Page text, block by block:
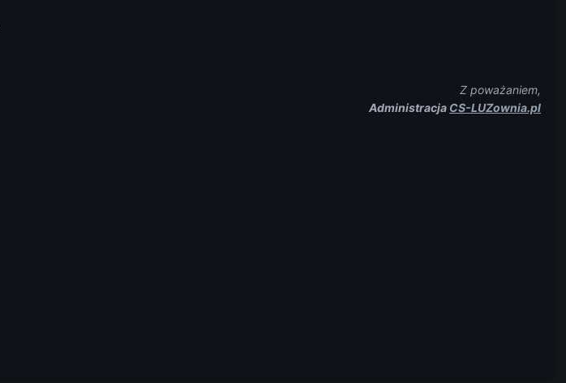
Z poważaniem,
Administracja CS-LUZownia.pl